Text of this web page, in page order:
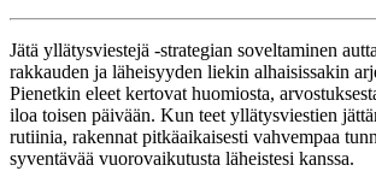
Jätä yllätysviestejä -strategian soveltaminen
rakkauden ja läheisyyden liekin alhaisissakin
Pienetkin eleet kertovat huomiosta,
iloa toisen päivään. Kun teet yllätysviestien
rutiinia, rakennat pitkäaikaisesti vahvempaa
syventävää vuorovaikutusta läheistesi kanssa.